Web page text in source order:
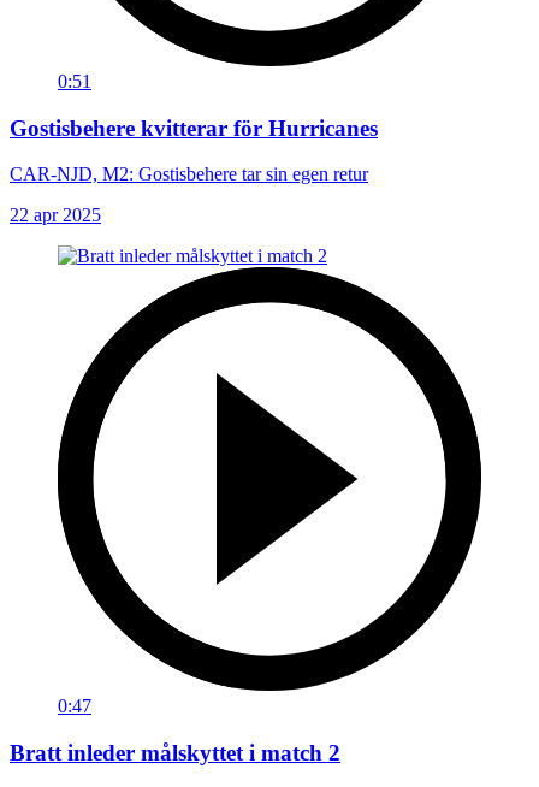
0:51
Gostisbehere kvitterar för Hurricanes
CAR-NJD, M2: Gostisbehere tar sin egen retur
22 apr 2025
0:47
Bratt inleder målskyttet i match 2